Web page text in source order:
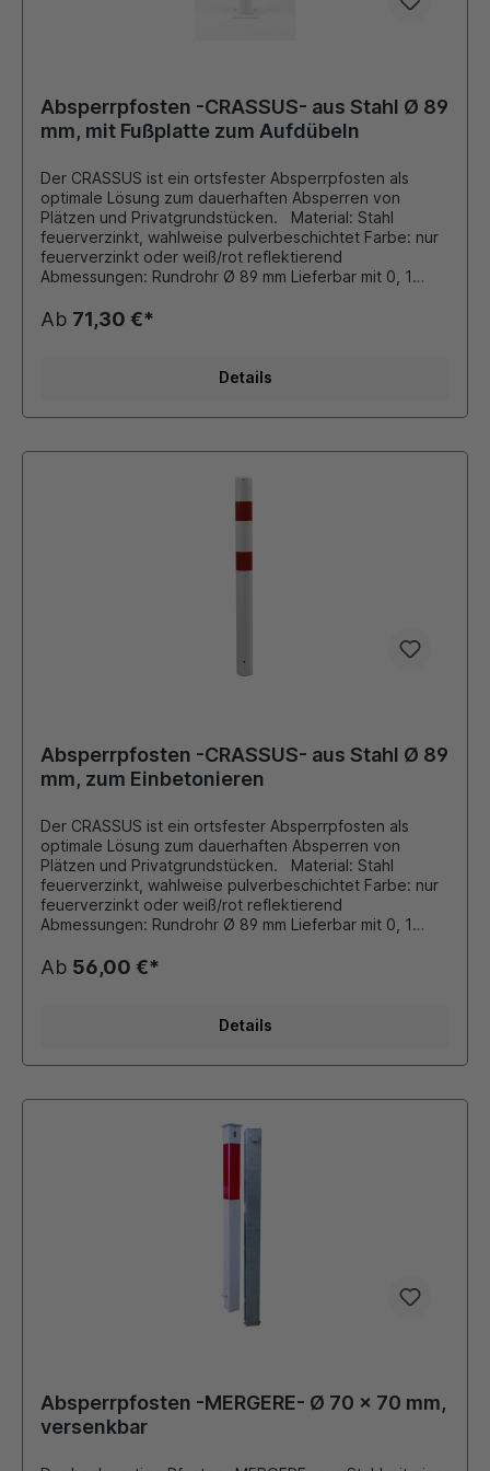
Absperrpfosten -CRASSUS- aus Stahl Ø 89
mm, mit Fußplatte zum Aufdübeln
Der CRASSUS ist ein ortsfester Absperrpfosten als
optimale Lösung zum dauerhaften Absperren von
Plätzen und Privatgrundstücken. Material: Stahl
feuerverzinkt, wahlweise pulverbeschichtet Farbe: nur
feuerverzinkt oder weiß/rot reflektierend
Abmessungen: Rundrohr Ø 89 mm Lieferbar mit 0, 1
Fußplatte 150x100x8 mm Gesamtlänge: 900 mm Dieser
Pfosten ist auch in der Kategorie "Poller" in anderen
Pulverbeschichtungsanlage ist auch eine Beschichtung
möglich. Die bei Bedarf montierten Ösen für
oder als Schraubösen ausgeführt.
Ab 71,30 €*
Details
Absperrpfosten -CRASSUS- aus Stahl Ø 89
mm, zum Einbetonieren
Der CRASSUS ist ein ortsfester Absperrpfosten als
optimale Lösung zum dauerhaften Absperren von
Plätzen und Privatgrundstücken. Material: Stahl
feuerverzinkt, wahlweise pulverbeschichtet Farbe: nur
feuerverzinkt oder weiß/rot reflektierend
Abmessungen: Rundrohr Ø 89 mm Lieferbar mit 0, 1
Gesamtlänge: 1300 mm Dieser Pfosten ist auch in der
Kategorie "Poller" in anderen Farben und Kopfformen
auch eine Beschichtung in unseren Standard - RAL
montierten Ösen für Absperrketten werden
ausgeführt.
Ab 56,00 €*
Details
Absperrpfosten -MERGERE- Ø 70 x 70 mm,
versenkbar